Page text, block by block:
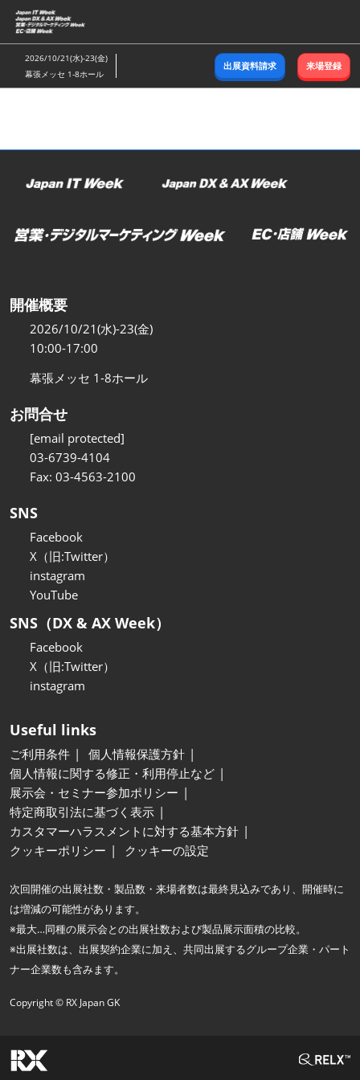
ス
キ
ッ
し
む
2026/10/21(水)-23(金)
幕張メッセ 1-8ホール
出展資料請求 来場登録
開催概要
2026/10/21(水)-23(金)
10:00-17:00
幕張メッセ 1-8ホール
お問合せ
[email protected]
03-6739-4104
Fax: 03-4563-2100
SNS
Facebook
X（旧:Twitter）
instagram
YouTube
SNS（DX & AX Week）
Facebook
X（旧:Twitter）
instagram
Useful links
ご利用条件
個人情報保護方針
個人情報に関する修正・利用停止など
展示会・セミナー参加ポリシー
特定商取引法に基づく表示
カスタマーハラスメントに対する基本方針
クッキーポリシー
クッキーの設定
次回開催の出展社数・製品数・来場者数は最終見込みであり、開催時に
は増減の可能性があります。
※最大…同種の展示会との出展社数および製品展示面積の比較。
※出展社数は、出展契約企業に加え、共同出展するグループ企業・パート
ナー企業数も含みます。
Copyright © RX Japan GK